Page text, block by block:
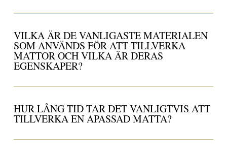
VILKA ÄR DE VANLIGASTE MATERIALEN
SOM ANVÄNDS FÖR ATT TILLVERKA
MATTOR OCH VILKA ÄR DERAS
EGENSKAPER?
HUR LÅNG TID TAR DET VANLIGTVIS ATT
TILLVERKA EN APASSAD MATTA?